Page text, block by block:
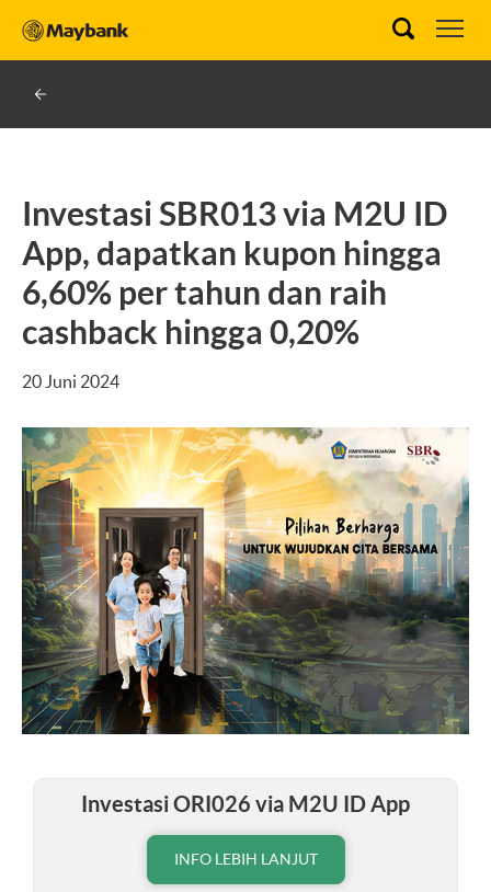
Investasi SBR013 via M2U ID
App, dapatkan kupon hingga
6,60% per tahun dan raih
cashback hingga 0,20%
20 Juni 2024
Investasi ORI026 via M2U ID App
INFO LEBIH LANJUT